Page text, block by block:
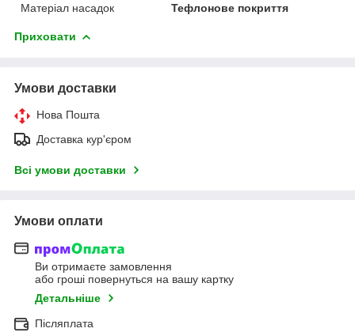
Матеріал насадок
Тефлонове покриття
Приховати
Умови доставки
Нова Пошта
Доставка кур'єром
Всі умови доставки
Умови оплати
Ви отримаєте замовлення
або гроші повернуться на вашу картку
Детальніше
Післяплата